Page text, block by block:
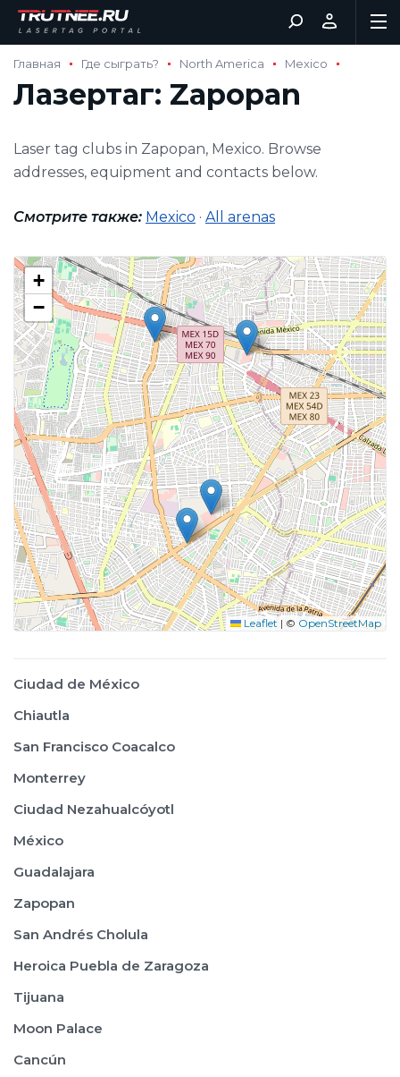
Главная Где сыграть? North America Mexico
Лазертаг: Zapopan
Laser tag clubs in Zapopan, Mexico. Browse
addresses, equipment and contacts below.
Смотрите также: Mexico · All arenas
+
−
Leaflet | © OpenStreetMap
Ciudad de México
Chiautla
San Francisco Coacalco
Monterrey
Ciudad Nezahualcóyotl
México
Guadalajara
Zapopan
San Andrés Cholula
Heroica Puebla de Zaragoza
Tijuana
Moon Palace
Cancún